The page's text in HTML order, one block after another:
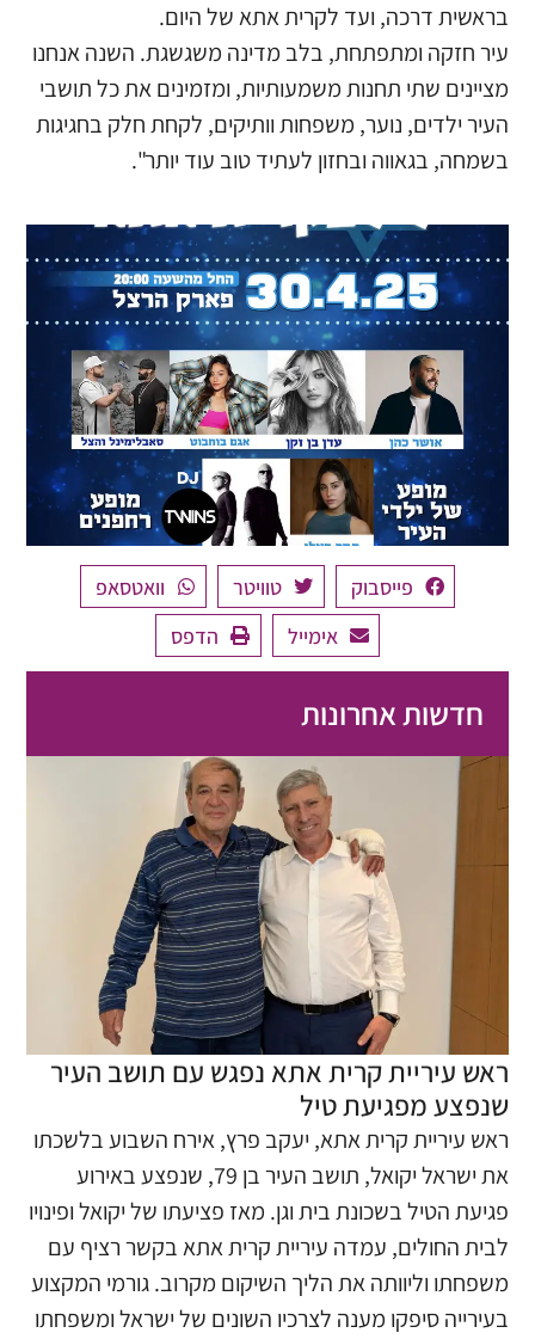
בראשית דרכה, ועד לקרית אתא של היום.
עיר חזקה ומתפתחת, בלב מדינה משגשגת. השנה אנחנו
מציינים שתי תחנות משמעותיות, ומזמינים את כל תושבי
העיר ילדים, נוער, משפחות וותיקים, לקחת חלק בחגיגות
בשמחה, בגאווה ובחזון לעתיד טוב עוד יותר".
פייסבוק טוויטר
וואטסאפ
אימייל
הדפס
חדשות אחרונות
ראש עיריית קרית אתא נפגש עם תושב העיר
שנפצע מפגיעת טיל
​ראש עיריית קרית אתא, יעקב פרץ, אירח השבוע בלשכתו
את ישראל יקואל, תושב העיר בן 79, שנפצע באירוע
פגיעת הטיל בשכונת בית וגן. ​מאז פציעתו של יקואל ופינויו
לבית החולים, עמדה עיריית קרית אתא בקשר רציף עם
משפחתו וליוותה את הליך השיקום מקרוב. גורמי המקצוע
בעירייה סיפקו מענה לצרכיו השונים של ישראל ומשפחתו